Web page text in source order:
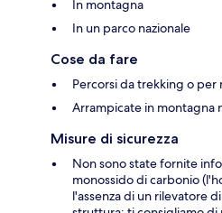
In montagna
In un parco nazionale
Cose da fare
Percorsi da trekking o
Arrampicate in montagna
Misure di sicurezza
Non sono state fornite
monossido di carbonio
l'assenza di un rilevatore